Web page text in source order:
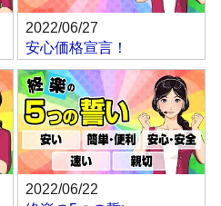
2022/06/27
安心価格宣言！
2022/06/22